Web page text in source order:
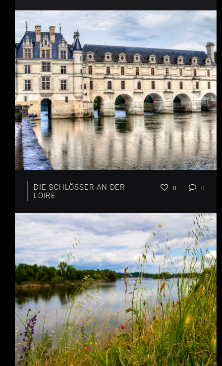
DIE SCHLÖSSER AN DER
LOIRE
8 0